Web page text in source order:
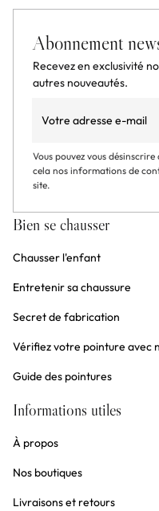
Abonnement
Recevez en exclusivité
autres nouveautés.
Vous pouvez vous
cela nos informations de
site.
Bien se chausser
Chausser l'enfant
Entretenir sa chaussure
Secret de fabrication
Vérifiez votre pointure avec
Guide des pointures
Informations utiles
À propos
Nos boutiques
Livraisons et retours